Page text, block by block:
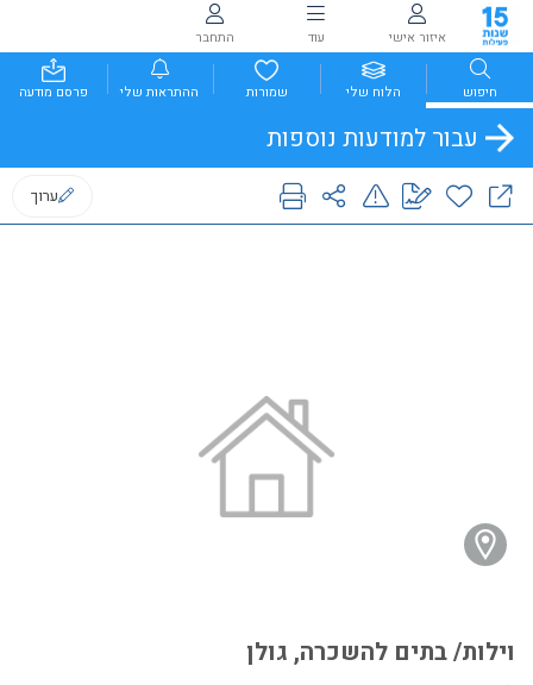
איזור אישי עוד התחבר
חיפוש הלוח שלי שמורות ההתראות שלי פרסם מודעה
עבור למודעות נוספות
ערוך
וילות/ בתים להשכרה, גולן